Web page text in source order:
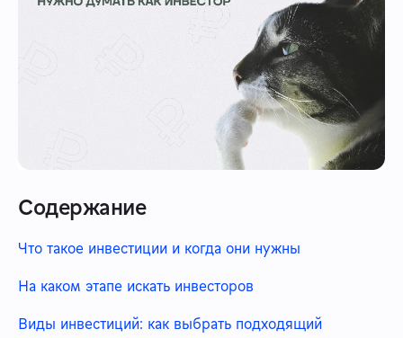
Содержание
Что такое инвестиции и когда они нужны
На каком этапе искать инвесторов
Виды инвестиций: как выбрать подходящий